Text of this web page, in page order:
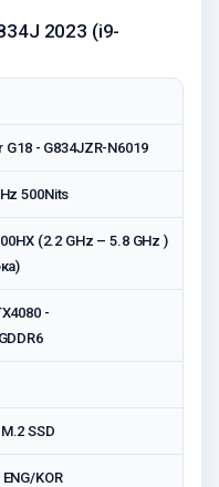
2023 (i9-
G18 - G834JZR-N6019
500Nits
(2.2 GHz – 5.8 GHz )
-
SSD
KOR